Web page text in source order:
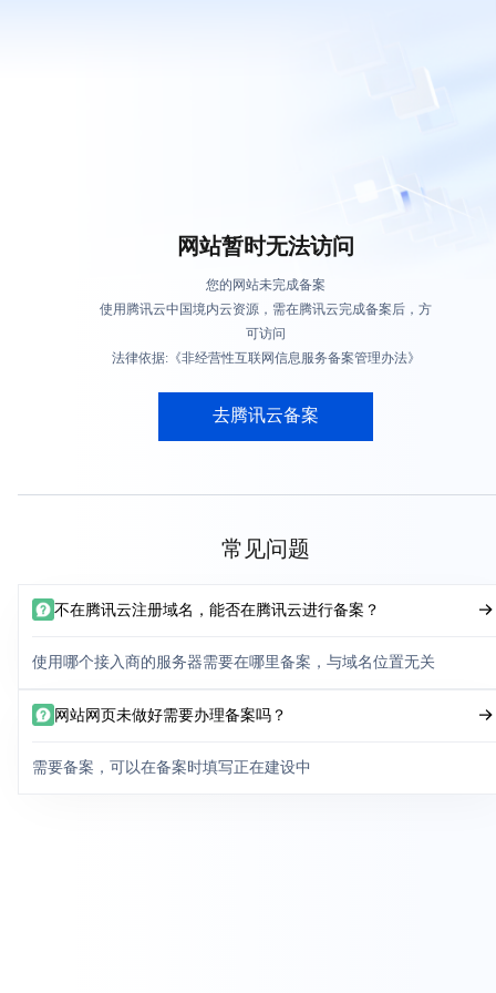
网站暂时无法访问
您的网站未完成备案
使用腾讯云中国境内云资源，需在腾讯云完成备案后，方
可访问
法律依据:《非经营性互联网信息服务备案管理办法》
去腾讯云备案
常见问题
不在腾讯云注册域名，能否在腾讯云进行备案？
使用哪个接入商的服务器需要在哪里备案，与域名位置无关
网站网页未做好需要办理备案吗？
需要备案，可以在备案时填写正在建设中